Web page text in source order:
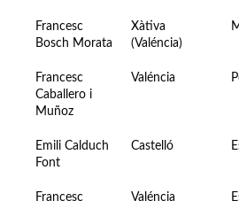
Francesc
Bosch Morata
Xàtiva
(Valéncia)
Francesc
Caballero i
Muñoz
Valéncia
Emili Calduch
Font
Castelló
Francesc
Valéncia